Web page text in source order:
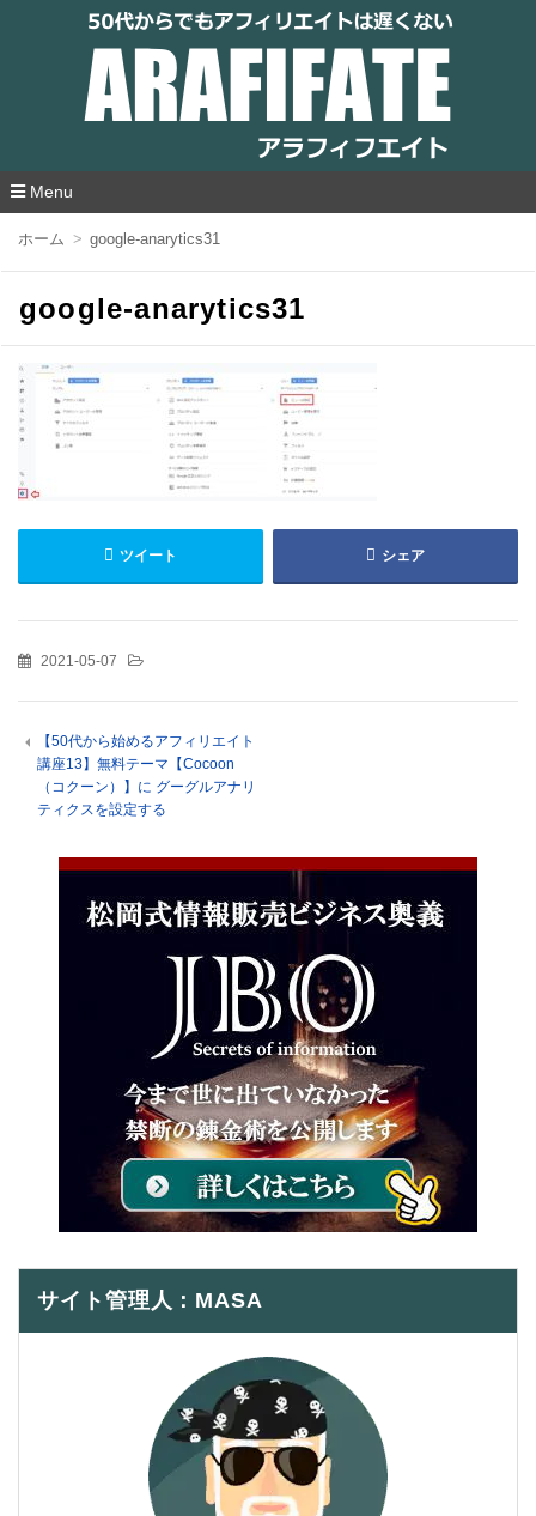
アラフィフエイト｜ 50代からでもアフィリ
エイトは遅くない
Menu
移
ホーム google-anarytics31
google-anarytics31
ツイート シェア
2021-05-07
【50代から始めるアフィリエイト
講座13】無料テーマ【Cocoon
（コクーン）】に グーグルアナリ
ティクスを設定する
サイト管理人：MASA